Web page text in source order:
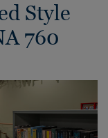
Style
760